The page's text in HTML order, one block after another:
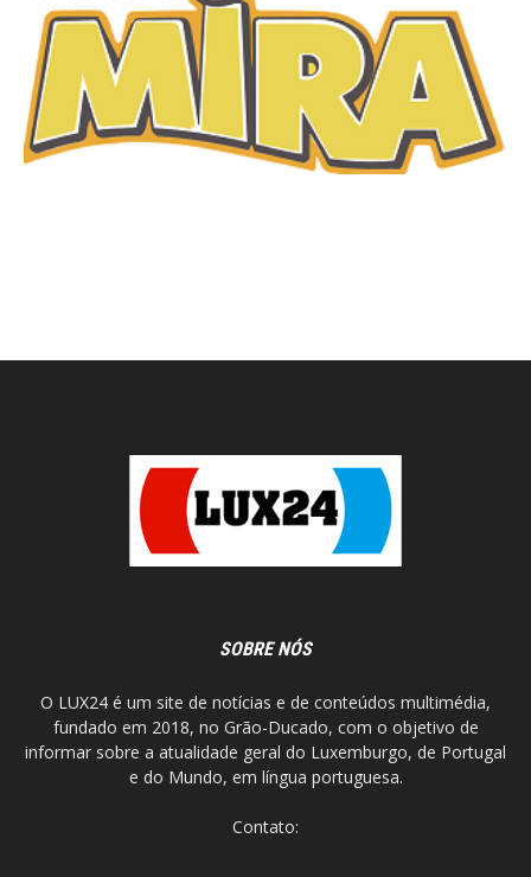
SOBRE NÓS
O LUX24 é um site de notícias e de conteúdos multimédia,
fundado em 2018, no Grão-Ducado, com o objetivo de
informar sobre a atualidade geral do Luxemburgo, de Portugal
e do Mundo, em língua portuguesa.
Contato: